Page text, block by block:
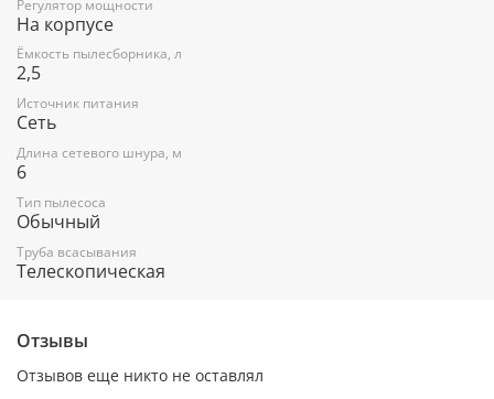
Автосматывание сетевого шнура - Да
Проверка состояния фильтра - Да
Выпускной фильтр - Да
Предмоторный фильтр - Да
Тип трубки - Стальная
Поворотный шланг (360 градусов) - Да
Длина сетевого шнура - 6 м
Радиус зоны уборки - 9.2 м
Вес - 4.3 кг
Вес брутто - 7.6 кг
Регулятор мощности
На корпусе
Ёмкость пылесборника, л
2,5
Источник питания
Сеть
Длина сетевого шнура, м
6
Тип пылесоса
Обычный
Труба всасывания
Телескопическая
Отзывы
Отзывов еще никто не оставлял